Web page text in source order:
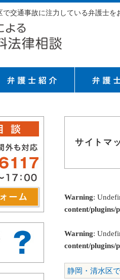
交通事故に注力している弁護士
サイトマ
Warning:
content/plugins/
Warning:
content/plugins/
静岡・清水区